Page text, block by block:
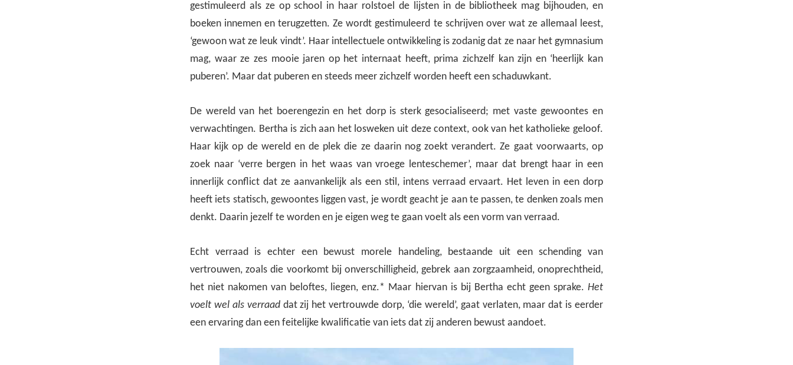
gestimuleerd als ze op school in haar rolstoel de lijsten in de bibliotheek mag bijhouden, en
boeken innemen en terugzetten. Ze wordt gestimuleerd te schrijven over wat ze allemaal leest,
‘gewoon wat ze leuk vindt’. Haar intellectuele ontwikkeling is zodanig dat ze naar het gymnasium
mag, waar ze zes mooie jaren op het internaat heeft, prima zichzelf kan zijn en ‘heerlijk kan
puberen’. Maar dat puberen en steeds meer zichzelf worden heeft een schaduwkant.
De wereld van het boerengezin en het dorp is sterk gesocialiseerd; met vaste gewoontes en
verwachtingen. Bertha is zich aan het losweken uit deze context, ook van het katholieke geloof.
Haar kijk op de wereld en de plek die ze daarin nog zoekt verandert. Ze gaat voorwaarts, op
zoek naar ‘verre bergen in het waas van vroege lenteschemer’, maar dat brengt haar in een
innerlijk conflict dat ze aanvankelijk als een stil, intens verraad ervaart. Het leven in een dorp
heeft iets statisch, gewoontes liggen vast, je wordt geacht je aan te passen, te denken zoals men
denkt. Daarin jezelf te worden en je eigen weg te gaan voelt als een vorm van verraad.
Echt verraad is echter een bewust morele handeling, bestaande uit een schending van
vertrouwen, zoals die voorkomt bij onverschilligheid, gebrek aan zorgzaamheid, onoprechtheid,
het niet nakomen van beloftes, liegen, enz.* Maar hiervan is bij Bertha echt geen sprake. Het
voelt wel als verraaddat zij het vertrouwde dorp, ‘die wereld’, gaat verlaten, maar dat is eerder
een ervaring dan een feitelijke kwalificatie van iets dat zij anderen bewust aandoet.